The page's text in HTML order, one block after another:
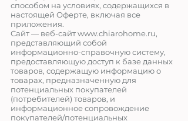
способом на условиях, содержащихся в
настоящей Оферте, включая все
приложения.
Сайт — веб-сайт www.chiarohome.ru,
представляющий собой
информационно-справочную систему,
предоставляющую доступ к базе данных
товаров, содержащую информацию о
товарах, предназначенную для
потенциальных покупателей
(потребителей) товаров, и
информационное сопровождение
покупателей/потенциальных